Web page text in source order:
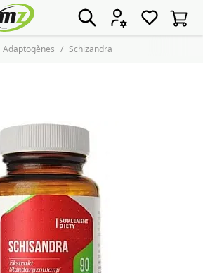
Adaptogènes Schizandra